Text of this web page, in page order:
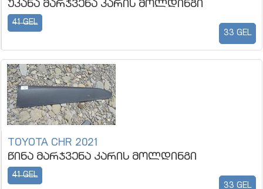
უკანა მარჯვენა კარის მოლდინგი
41 GEL
33 GEL
TOYOTA CHR 2021
წინა მარჯვენა კარის მოლდინგი
41 GEL
33 GEL